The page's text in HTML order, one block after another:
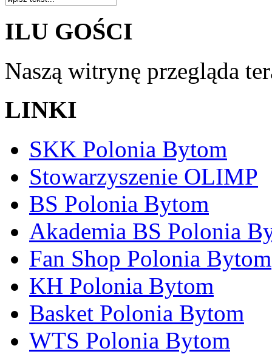
ILU GOŚCI
Naszą witrynę przegląda
LINKI
SKK Polonia Bytom
Stowarzyszenie OLIMP
BS Polonia Bytom
Akademia BS Polonia
Fan Shop Polonia Bytom
KH Polonia Bytom
Basket Polonia Bytom
WTS Polonia Bytom